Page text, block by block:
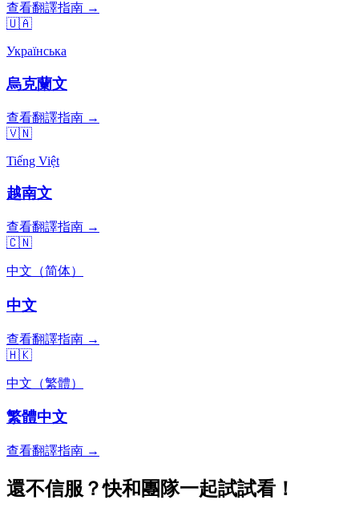
查看翻譯指南 →
🇺🇦
Українська
烏克蘭文
查看翻譯指南 →
🇻🇳
Tiếng Việt
越南文
查看翻譯指南 →
🇨🇳
中文（简体）
中文
查看翻譯指南 →
🇭🇰
中文（繁體）
繁體中文
查看翻譯指南 →
還不信服？快和團隊一起試試看！